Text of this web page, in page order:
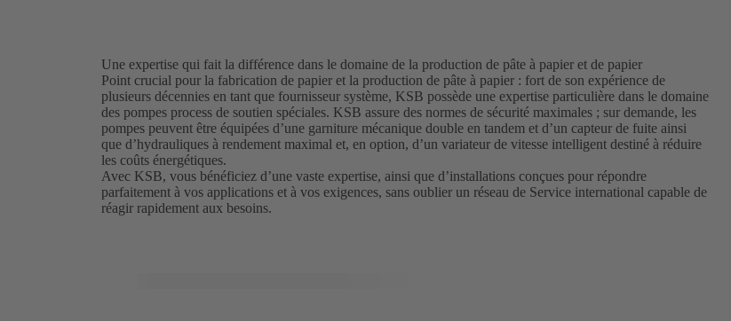
Une expertise qui fait la différence dans le domaine de la production de pâte à papier et de papier
Point crucial pour la fabrication de papier et la production de pâte à papier : fort de son expérience de
plusieurs décennies en tant que fournisseur système, KSB possède une expertise particulière dans le domaine
des pompes process de soutien spéciales. KSB assure des normes de sécurité maximales ; sur demande, les
pompes peuvent être équipées d’une garniture mécanique double en tandem et d’un capteur de fuite ainsi
que d’hydrauliques à rendement maximal et, en option, d’un variateur de vitesse intelligent destiné à réduire
les coûts énergétiques.
Avec KSB, vous bénéficiez d’une vaste expertise, ainsi que d’installations conçues pour répondre
parfaitement à vos applications et à vos exigences, sans oublier un réseau de Service international capable de
réagir rapidement aux besoins.